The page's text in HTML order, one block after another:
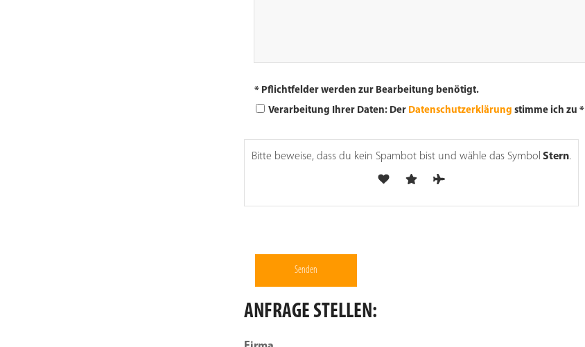
* Pflichtfelder werden zur Bearbeitung benötigt.
Verarbeitung Ihrer Daten: Der Datenschutzerklärung stimme ich zu *
Bitte beweise, dass du kein Spambot bist und wähle das Symbol Stern.
ANFRAGE STELLEN: